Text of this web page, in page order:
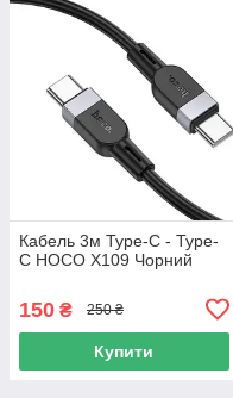
Кабель 3м Type-C - Type-
C HOCO X109 Чорний
150 ₴ 250 ₴
Купити